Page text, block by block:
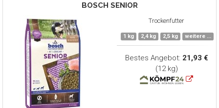
BOSCH SENIOR
Trockenfutter
1 kg 2,4 kg 2,5 kg weitere ...
Bestes Angebot: 21,93 €
(12 kg)